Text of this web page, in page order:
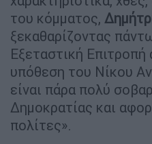
του κόμματος,
ξεκαθαρίζοντας
Εξεταστική
υπόθεση του Νίκου
είναι πάρα πολύ
Δημοκρατίας και
πολίτες».